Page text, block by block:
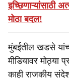
इच्छिणाऱ्यांसाठी
मोठा बदल!
मुंबईतील खडसे
मीडियावर मोठ्या
काही राजकीय